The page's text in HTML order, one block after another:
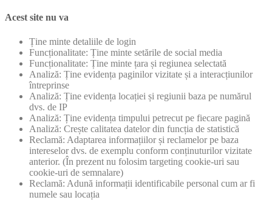
Acest site nu va
Ține minte detaliile de login
Funcționalitate: Ține minte setările de social media
Funcționalitate: Ține minte țara și regiunea selectată
Analiză: Ține evidența paginilor vizitate și a interacțiunilor
întreprinse
Analiză: Ține evidența locației și regiunii baza pe numărul
dvs. de IP
Analiză: Ține evidența timpului petrecut pe fiecare pagină
Analiză: Crește calitatea datelor din funcția de statistică
Reclamă: Adaptarea informațiilor și reclamelor pe baza
intereselor dvs. de exemplu conform conținuturilor vizitate
anterior. (În prezent nu folosim targeting cookie-uri sau
cookie-uri de semnalare)
Reclamă: Adună informații identificabile personal cum ar fi
numele sau locația